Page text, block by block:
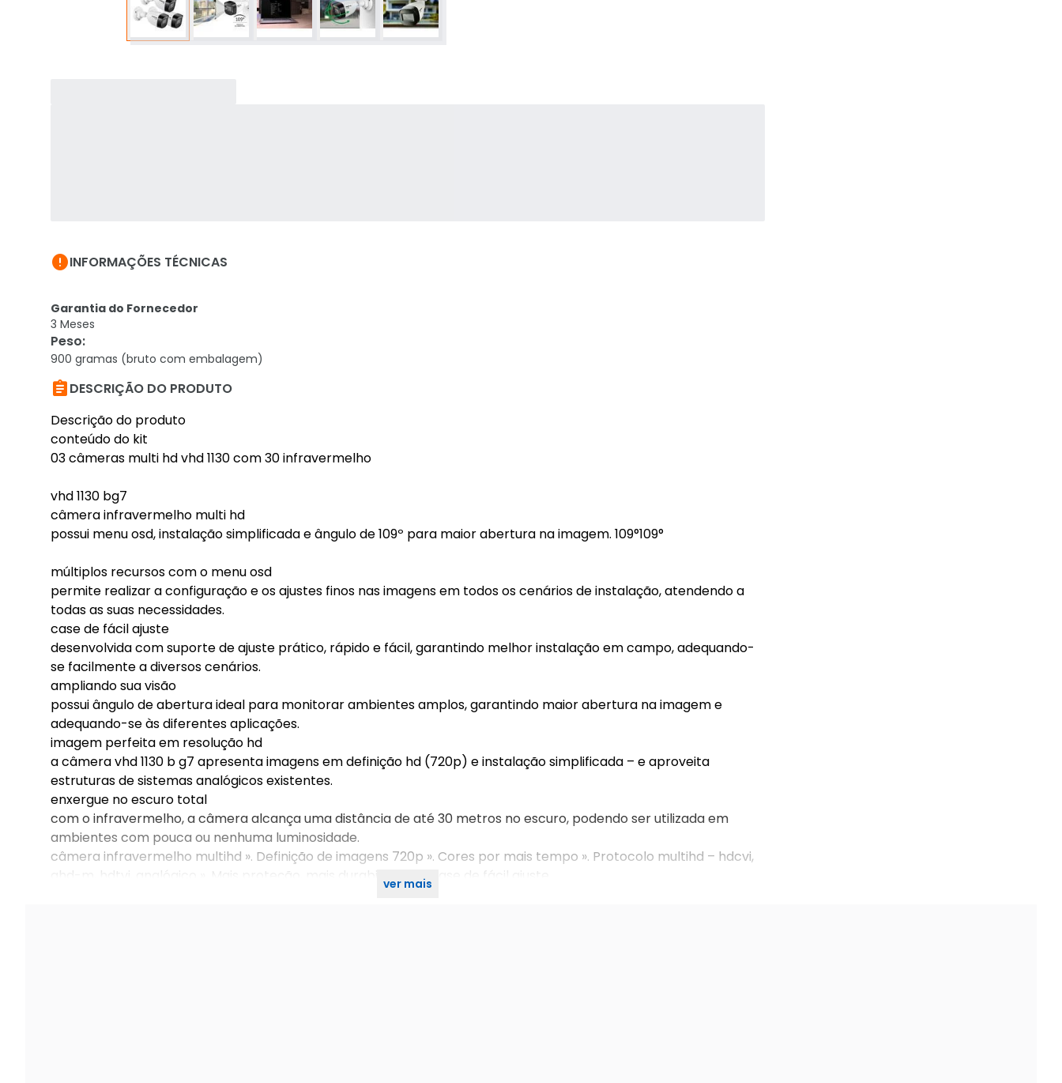
INFORMAÇÕES TÉCNICAS
Garantia do Fornecedor
3 Meses
Peso:
900 gramas (bruto com embalagem)
DESCRIÇÃO DO PRODUTO
Descrição do produto
conteúdo do kit
03 câmeras multi hd vhd 1130 com 30 infravermelho
vhd 1130 bg7
câmera infravermelho multi hd
possui menu osd, instalação simplificada e ângulo de 109º para maior abertura na imagem. 109°109°
múltiplos recursos com o menu osd
permite realizar a configuração e os ajustes finos nas imagens em todos os cenários de instalação, atendendo a
todas as suas necessidades.
case de fácil ajuste
desenvolvida com suporte de ajuste prático, rápido e fácil, garantindo melhor instalação em campo, adequando-
se facilmente a diversos cenários.
ampliando sua visão
possui ângulo de abertura ideal para monitorar ambientes amplos, garantindo maior abertura na imagem e
adequando-se às diferentes aplicações.
imagem perfeita em resolução hd
a câmera vhd 1130 b g7 apresenta imagens em definição hd (720p) e instalação simplificada – e aproveita
estruturas de sistemas analógicos existentes.
enxergue no escuro total
com o infravermelho, a câmera alcança uma distância de até 30 metros no escuro, podendo ser utilizada em
ambientes com pouca ou nenhuma luminosidade.
câmera infravermelho multihd ». Definição de imagens 720p ». Cores por mais tempo ». Protocolo multihd – hdcvi,
ahd-m, hdtvi, analógico ». Mais proteção, mais durabilidade ». Case de fácil ajuste
ver mais